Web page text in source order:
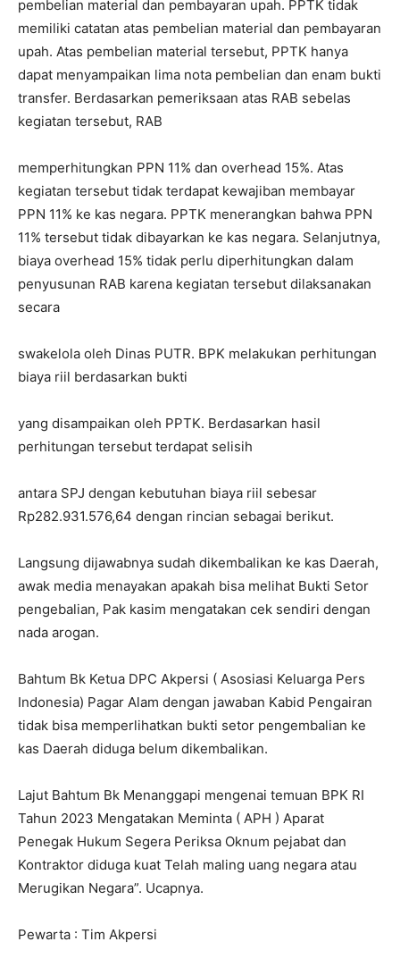
pembelian material dan pembayaran upah. PPTK tidak
memiliki catatan atas pembelian material dan pembayaran
upah. Atas pembelian material tersebut, PPTK hanya
dapat menyampaikan lima nota pembelian dan enam bukti
transfer. Berdasarkan pemeriksaan atas RAB sebelas
kegiatan tersebut, RAB
memperhitungkan PPN 11% dan overhead 15%. Atas
kegiatan tersebut tidak terdapat kewajiban membayar
PPN 11% ke kas negara. PPTK menerangkan bahwa PPN
11% tersebut tidak dibayarkan ke kas negara. Selanjutnya,
biaya overhead 15% tidak perlu diperhitungkan dalam
penyusunan RAB karena kegiatan tersebut dilaksanakan
secara
swakelola oleh Dinas PUTR. BPK melakukan perhitungan
biaya riil berdasarkan bukti
yang disampaikan oleh PPTK. Berdasarkan hasil
perhitungan tersebut terdapat selisih
antara SPJ dengan kebutuhan biaya riil sebesar
Rp282.931.576,64 dengan rincian sebagai berikut.
Langsung dijawabnya sudah dikembalikan ke kas Daerah,
awak media menayakan apakah bisa melihat Bukti Setor
pengebalian, Pak kasim mengatakan cek sendiri dengan
nada arogan.
Bahtum Bk Ketua DPC Akpersi ( Asosiasi Keluarga Pers
Indonesia) Pagar Alam dengan jawaban Kabid Pengairan
tidak bisa memperlihatkan bukti setor pengembalian ke
kas Daerah diduga belum dikembalikan.
Lajut Bahtum Bk Menanggapi mengenai temuan BPK RI
Tahun 2023 Mengatakan Meminta ( APH ) Aparat
Penegak Hukum Segera Periksa Oknum pejabat dan
Kontraktor diduga kuat Telah maling uang negara atau
Merugikan Negara”. Ucapnya.
Pewarta : Tim Akpersi